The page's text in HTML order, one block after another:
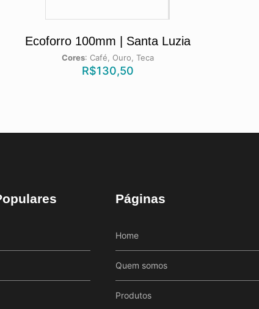
Ecoforro 100mm | Santa Luzia
Cores: Café, Ouro, Teca
R$130,50
Páginas
Home
Quem somos
Produtos